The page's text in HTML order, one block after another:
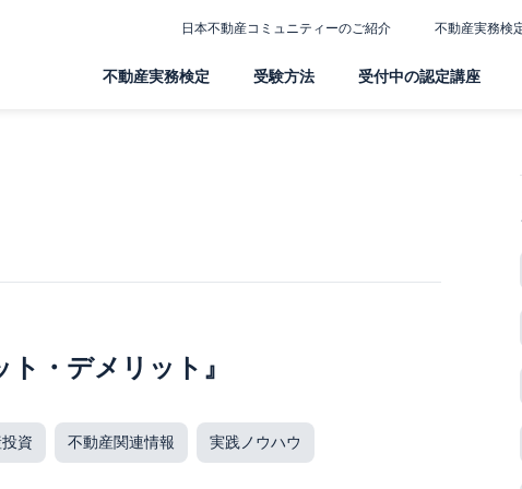
日本不動産コミュニティーのご紹介 不動産実務検
不動産実務検定 受験方法 受付中の認定講座
・デメリット』
資 不動産関連情報 実践ノウハウ